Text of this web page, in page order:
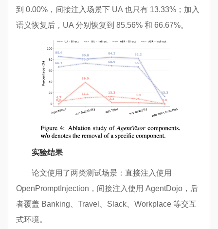
到 0.00%，间接注入场景下 UA 也只有 13.33%；加入
语义恢复后，UA 分别恢复到 85.56% 和 66.67%。
实验结果
论文使用了两类测试场景：直接注入使用
OpenPromptInjection，间接注入使用 AgentDojo，后
者覆盖 Banking、Travel、Slack、Workplace 等交互
式环境。